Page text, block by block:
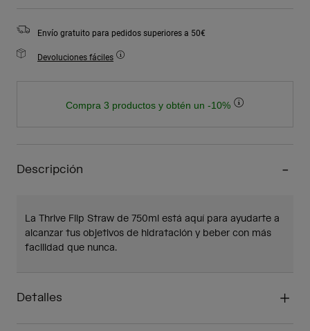
Envío gratuito para pedidos superiores a 50€
Devoluciones fáciles
Compra 3 productos y obtén un -10%
Descripción
La Thrive Flip Straw de 750ml está aquí para ayudarte a
alcanzar tus objetivos de hidratación y beber con más
facilidad que nunca.
Detalles